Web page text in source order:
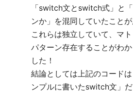
「switch文とswitch式」と
ンか」を混同していたことが
これらは独立していて、マ
パターン存在することがわ
した！
結論としては上記のコード
ンプルに書いたswitch文」